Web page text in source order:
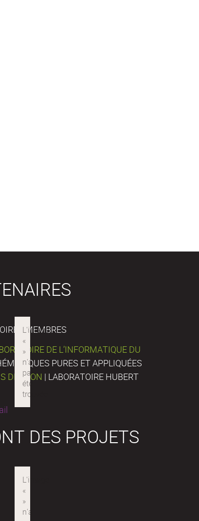
MEMBRES
DE L’INFORMATIQUE DU
PURES ET APPLIQUÉES
DE LYON | LABORATOIRE HUBERT
DES PROJETS